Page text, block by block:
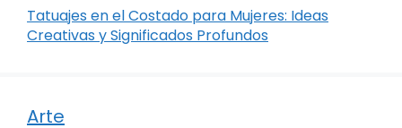
Tatuajes en el Costado para Mujeres: Ideas
Creativas y Significados Profundos
Arte